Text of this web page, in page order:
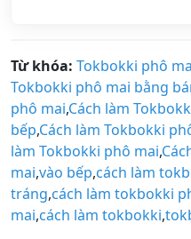
Từ khóa: Tokbokki phô
Tokbokki phô mai bằng
phô mai,Cách làm
bếp,Cách làm Tokbokki
làm Tokbokki phô mai,
mai,vào bếp,cách làm
tráng,cách làm tokbokki
mai,cách làm tokbokki,